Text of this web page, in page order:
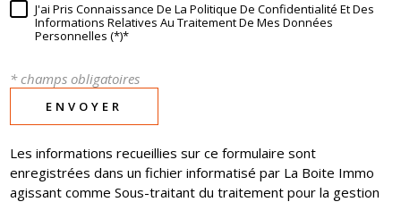
J'ai Pris Connaissance De La Politique De Confidentialité Et Des
Informations Relatives Au Traitement De Mes Données
Personnelles (*)*
* champs obligatoires
ENVOYER
Les informations recueillies sur ce formulaire sont
enregistrées dans un fichier informatisé par La Boite Immo
agissant comme Sous-traitant du traitement pour la gestion